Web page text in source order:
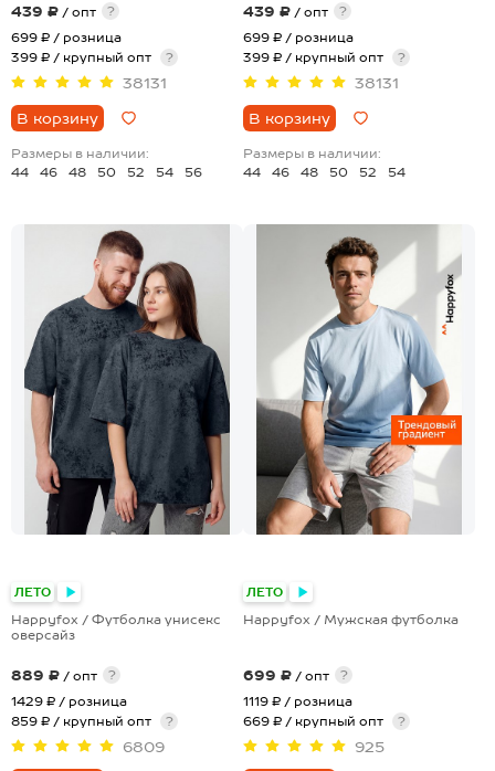
439 ₽ / опт
?
699 ₽ / розница
399 ₽ / крупный опт
?
38131
В корзину
Размеры в наличии:
44
46 48 50 52 54 56
439 ₽ / опт
?
699 ₽ / розница
399 ₽ / крупный опт
?
38131
В корзину
Размеры в наличии:
44
46 48 50 52 54
ЛЕТО
Happyfox / Футболка унисекс
оверсайз
889 ₽ / опт
?
1429 ₽ / розница
859 ₽ / крупный опт
?
6809
ЛЕТО
Happyfox / Мужская футболка
699 ₽ / опт
?
1119 ₽ / розница
669 ₽ / крупный опт
?
925